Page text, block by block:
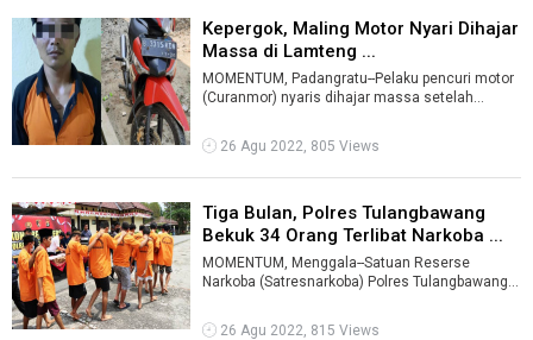
Kepergok, Maling Motor Nyari Dihajar
Massa di Lamteng ...
MOMENTUM, Padangratu--Pelaku pencuri motor
(Curanmor) nyaris dihajar massa setelah
26 Agu 2022, 805 Views
Tiga Bulan, Polres Tulangbawang
Bekuk 34 Orang Terlibat Narkoba ...
MOMENTUM, Menggala--Satuan Reserse
Narkoba (Satresnarkoba) Polres Tulangbawang
...
26 Agu 2022, 815 Views